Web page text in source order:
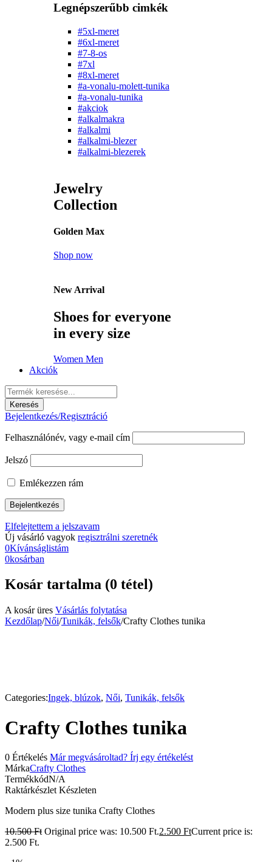
Legnépszerűbb cimkék
#5xl-meret
#6xl-meret
#7-8-os
#7xl
#8xl-meret
#a-vonalu-molett-tunika
#a-vonalu-tunika
#akciok
#alkalmakra
#alkalmi
#alkalmi-blezer
#alkalmi-blezerek
Jewelry
Collection
Golden Max
Shop now
New Arrival
Shoes for everyone
in every size
Women Men
Akciók
Bejelentkezés/Regisztráció
Felhasználónév, vagy e-mail cím
Jelszó
Emlékezzen rám
Elfelejtettem a jelszavam
Új vásárló vagyok regisztrálni szeretnék
0Kívánságlistám
0kosárban
Kosár tartalma (0 tétel)
A kosár üres Vásárlás folytatása
Kezdőlap/Női/Tunikák, felsők/Crafty Clothes tunika
Categories:Ingek, blúzok, Női, Tunikák, felsők
Crafty Clothes tunika
0 Értékelés Már megvásároltad? Írj egy értékelést
MárkaCrafty Clothes
TermékkódN/A
Raktárkészlet Készleten
Modern plus size tunika Crafty Clothes
10.500Ft Original price was: 10.500 Ft.2.500 FtCurrent price is:
2.500 Ft.